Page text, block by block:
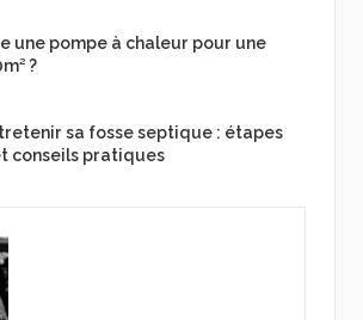
une pompe à chaleur pour une
?
sa fosse septique : étapes
conseils pratiques